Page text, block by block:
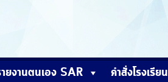
ยงานตนเอง SAR คำสั่งโรงเรียน